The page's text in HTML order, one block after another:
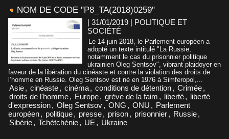
NOM DE CODE "P8_TA(2018)0259"
| 31/01/2019 | POLITIQUE ET
SOCIÉTÉ
Le 14 juin 2018, le Parlement européen a
adopté un texte intitulé "La Russie,
notamment le cas du prisonnier politique
ukrainien Oleg Sentsov", vibrant plaidoyer en
faveur de la libération du cinéaste et contre la violation des droits de
l’homme en Russie. Oleg Sentsov est né en 1976 à Simferopol,...
Asie, cinéaste, cinéma, conditions de détention, Crimée,
droits de l'homme, Europe, grève de la faim , liberté, liberté
d'expression, Oleg Sentsov, ONG , ONU , Parlement
européen, politique, presse, prison, prisonnier, Russie,
Sibérie, Tchétchénie, UE , Ukraine